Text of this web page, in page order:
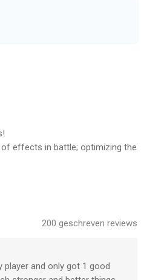
het spel kunnen ook voor echt
iPhone, iPad en iPod touch met
effects in battle; optimizing the
200 geschreven reviews
and only got 1 good